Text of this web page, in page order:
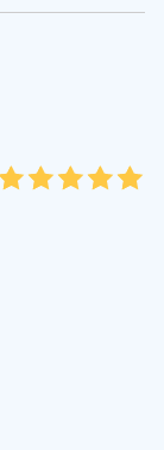
45
4
35
3
25
2
15
1
05